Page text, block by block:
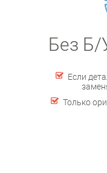
Без Б/
Если
Только